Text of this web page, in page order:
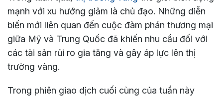
mạnh với xu hướng giảm là chủ đạo. Những diễn
biến mới liên quan đến cuộc đàm phán thương mại
giữa Mỹ và Trung Quốc đã khiến nhu cầu đối với
các tài sản rủi ro gia tăng và gây áp lực lên thị
trường vàng.
Trong phiên giao dịch cuối cùng của tuần này